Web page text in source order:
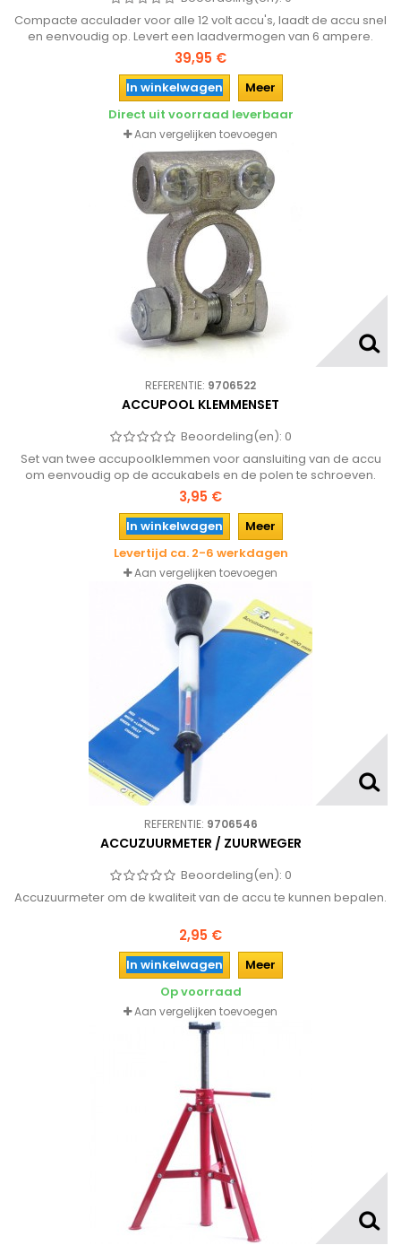
Compacte acculader voor alle 12 volt accu's, laadt de accu snel
en eenvoudig op. Levert een laadvermogen van 6 ampere.
39,95 €
In winkelwagen
Meer
Direct uit voorraad leverbaar
Aan vergelijken toevoegen
REFERENTIE: 9706522
ACCUPOOL KLEMMENSET
Beoordeling(en): 0
Set van twee accupoolklemmen voor aansluiting van de accu
om eenvoudig op de accukabels en de polen te schroeven.
3,95 €
In winkelwagen
Meer
Levertijd ca. 2-6 werkdagen
Aan vergelijken toevoegen
REFERENTIE: 9706546
ACCUZUURMETER / ZUURWEGER
Beoordeling(en): 0
Accuzuurmeter om de kwaliteit van de accu te kunnen bepalen.
2,95 €
In winkelwagen
Meer
Op voorraad
Aan vergelijken toevoegen